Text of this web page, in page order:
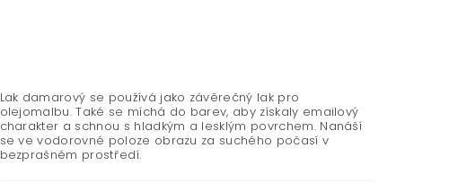
Lak damarový se používá jako závěrečný lak pro
olejomalbu. Také se míchá do barev, aby získaly emailový
charakter a schnou s hladkým a lesklým povrchem. Nanáší
se ve vodorovné poloze obrazu za suchého počasí v
bezprašném prostředí.